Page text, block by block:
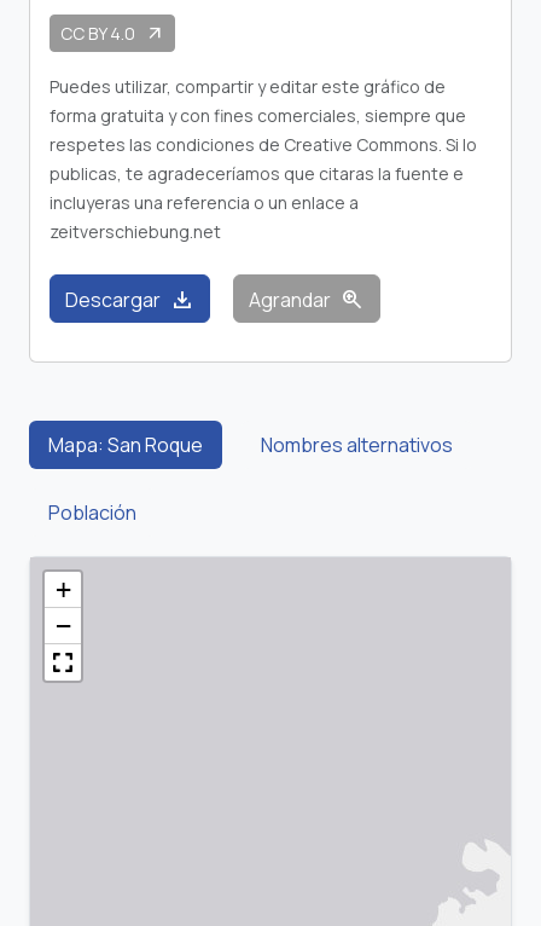
CC BY 4.0 arrow_outward
Puedes utilizar, compartir y editar este gráfico de
forma gratuita y con fines comerciales, siempre que
respetes las condiciones de Creative Commons. Si lo
publicas, te agradeceríamos que citaras la fuente e
incluyeras una referencia o un enlace a
zeitverschiebung.net
Descargar download Agrandar zoom_in
Mapa: San Roque Nombres alternativos
Población
+
−